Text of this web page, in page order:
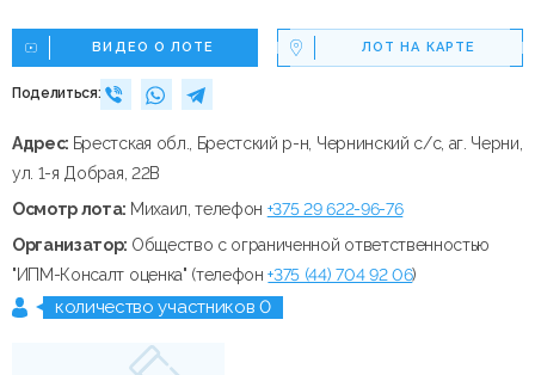
ВИДЕО О ЛОТЕ ЛОТ НА КАРТЕ
Поделиться:
Адрес: Брестская обл., Брестский р-н, Чернинский с/с, аг. Черни,
ул. 1-я Добрая, 22В
Осмотр лота: Михаил, телефон +375 29 622-96-76
Организатор: Общество с ограниченной ответственностью
"ИПМ-Консалт оценка" (телефон+375 (44) 704 92 06)
количество участников 0